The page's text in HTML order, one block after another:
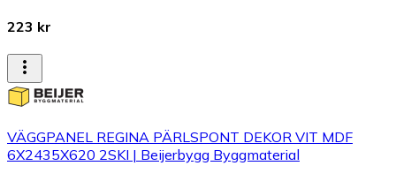
223 kr
VÄGGPANEL REGINA PÄRLSPONT DEKOR VIT MDF
6X2435X620 2SKI | Beijerbygg Byggmaterial